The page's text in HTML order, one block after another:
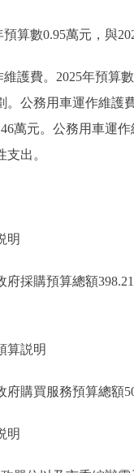
數0.95萬元，與
費。2025年預算數
。公務用車運作維護
萬元。公務用車運
出。
明
採購預算總額398.21
説明
購買服務預算總額
明